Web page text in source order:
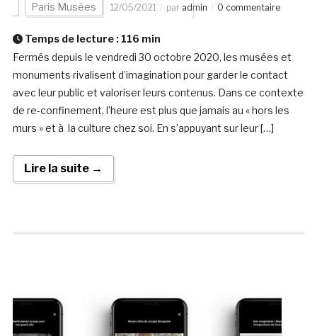
Paris Musées 12/05/2021 par admin 0 commentaire
Temps de lecture : 116 min
Fermés depuis le vendredi 30 octobre 2020, les musées et
monuments rivalisent d’imagination pour garder le contact
avec leur public et valoriser leurs contenus. Dans ce contexte
de re-confinement, l’heure est plus que jamais au « hors les
murs » et à la culture chez soi. En s’appuyant sur leur […]
Lire la suite →